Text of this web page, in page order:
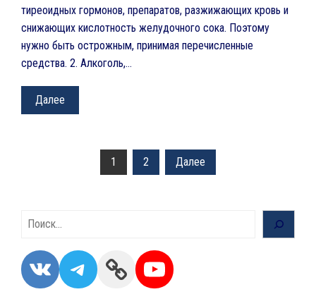
тиреоидных гормонов, препаратов, разжижающих кровь и
снижающих кислотность желудочного сока. Поэтому
нужно быть острожным, принимая перечисленные
средства. 2. Алкоголь,…
Далее
1 2 Далее
Поиск
VK Telegram
LinkYouTube